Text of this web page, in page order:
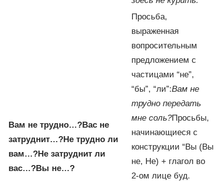
Вам не трудно…?Вас не
затруднит…?Не трудно ли
вам…?Hе затруднит ли
вас…?Вы не…?
Просьба,
выраженная
вопросительным
предложением с
частицами “не”,
“бы”, “ли”:Вам не
трудно передать
мне соль?Просьбы,
начинающиеся с
конструкции “Вы (Вы
не, Не) + глагол во
2-ом лице буд.